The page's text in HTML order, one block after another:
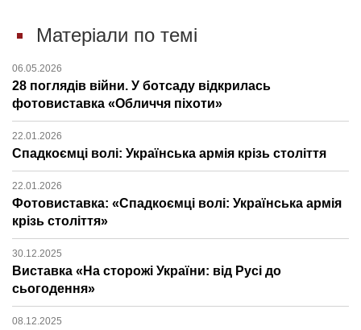
Матеріали по темі
06.05.2026
28 поглядів війни. У ботсаду відкрилась
фотовиставка «Обличчя піхоти»
22.01.2026
Спадкоємці волі: Українська армія крізь століття
22.01.2026
Фотовиставка: «Спадкоємці волі: Українська армія
крізь століття»
30.12.2025
Виставка «На сторожі України: від Русі до
сьогодення»
08.12.2025